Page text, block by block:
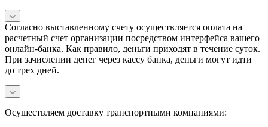
Согласно выставленному счету осуществляется оплата на
расчетный счет организации посредством интерфейса вашего
онлайн-банка. Как правило, деньги приходят в течение суток.
При зачислении денег через кассу банка, деньги могут идти
до трех дней.
Осуществляем доставку транспортными компаниями: